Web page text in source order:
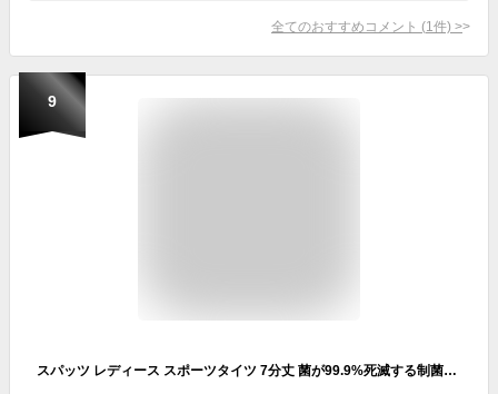
全てのおすすめコメント (1 件) >
9
スパッツ レディース スポーツタイツ 7分丈 菌が99.9%死滅する制菌性能で臭わない レギンス タイツ メンズ レディース 着圧 加圧 スポーツウェア トレーニングウェア ランニングウェア ランニング トレーニング スポーツ アウトドア 服 ラドウェザー 送料無料